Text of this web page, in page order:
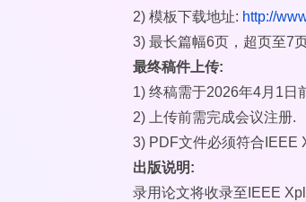
2) 模板下载地址: http://
3) 最长篇幅6页，超页至7
最终稿件上传:
1) 终稿需于2026年4月1日
2) 上传前需完成会议注册.
3) PDF文件必须符合IEEE
出版说明:
录用论文将收录至IEEE